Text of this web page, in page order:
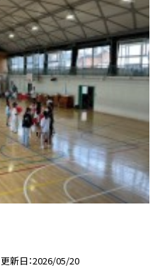
更新日 2026/05/20